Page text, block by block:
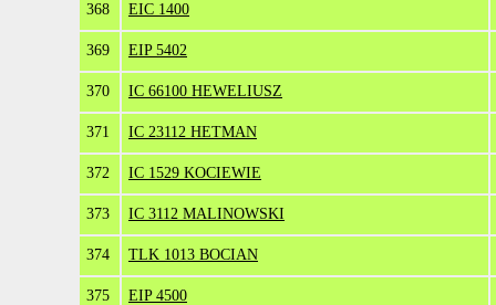
368 EIC 1400
369 EIP 5402
370 IC 66100 HEWELIUSZ
371 IC 23112 HETMAN
372 IC 1529 KOCIEWIE
373 IC 3112 MALINOWSKI
374 TLK 1013 BOCIAN
375 EIP 4500